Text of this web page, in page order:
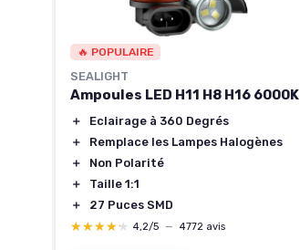
🔥 POPULAIRE
SEALIGHT
Ampoules LED H11 H8 H16 6000K
＋
Eclairage à 360 Degrés
＋
Remplace les Lampes Halogènes
＋
Non Polarité
＋
Taille 1:1
＋
27 Puces SMD
★★★★★
★★★★★ 4,2/5 — 4772 avis